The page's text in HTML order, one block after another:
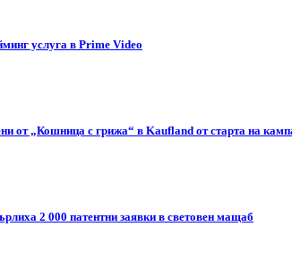
услуга в Prime Video
от „Кошница с грижа“ в Kaufland от старта на
2 000 патентни заявки в световен мащаб